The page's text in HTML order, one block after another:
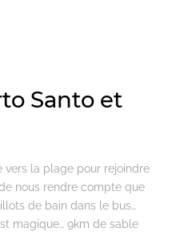
Santo et
vers la plage pour rejoindre
nous rendre compte que
de bain dans le bus…
magique… 9km de sable